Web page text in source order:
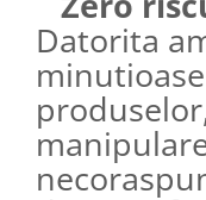
Datorita